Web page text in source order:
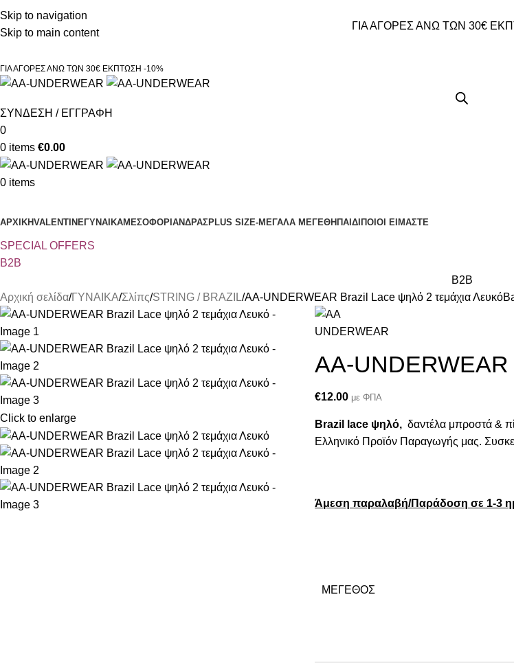
Skip to navigation
Skip to main content
Τηλεφωνικές παραγγελίες 23210 97300
ΓΙΑ ΑΓΟΡΕΣ ΑΝΩ ΤΩΝ 30€
ΓΙΑ ΑΓΟΡΕΣ ΑΝΩ ΤΩΝ 30€ ΕΚΠΤΩΣΗ -10%
ΣΥΝΔΕΣΗ / ΕΓΓΡΑΦΗ
0
0 items €0.00
0 items
ΑΡΧΙΚΗVALENTINEΓΥΝΑΙΚΑΜΕΣΟΦΟΡΙ ΑΝΔΡΑΣPLUS SIZE-ΜΕΓΑΛΑ ΜΕΓΕΘΗ ΠΑΙΔΙ ΠΟΙΟΙ ΕΙΜΑΣΤΕ
SPECIAL OFFERS
B2B
B2B
Αρχική σελίδα ΓΥΝΑΙΚΑ Σλίπς STRING / BRAZIL AA-UNDERWEAR Brazil Lace ψηλό 2 τεμάχια Λευκό
Click to enlarge
AA-UNDERWEAR
€12.00 με ΦΠΑ
Brazil lace ψηλό, δαντέλα μπροστά &
Ελληνικό Προϊόν Παραγωγής μας.
Άμεση παραλαβή/Παράδοση σε 1-3
ΜΈΓΕΘΟΣ